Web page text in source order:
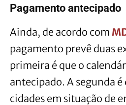
Pagamento antecipado
Ainda, de acordo com
pagamento prevê duas
primeira é que o
antecipado. A segunda
cidades em situação de